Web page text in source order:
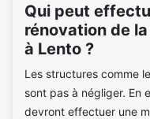
Qui peut
rénovation de
à Lento ?
Les structures comme
sont pas à négliger. En
devront effectuer une